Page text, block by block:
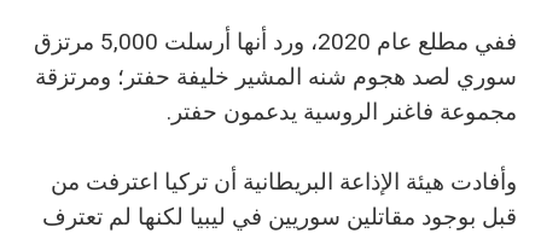
ففي مطلع عام 2020، ورد أنها أرسلت 5,000 مرتزق
سوري لصد هجوم شنه المشير خليفة حفتر؛ ومرتزقة
مجموعة فاغنر الروسية يدعمون حفتر.
وأفادت هيئة الإذاعة البريطانية أن تركيا اعترفت من
قبل بوجود مقاتلين سوريين في ليبيا لكنها لم تعترف